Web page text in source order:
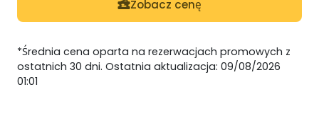
Zobacz cenę
*Średnia cena oparta na rezerwacjach promowych z
ostatnich 30 dni. Ostatnia aktualizacja: 09/08/2026
01:01